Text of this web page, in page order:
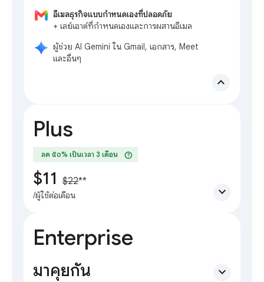
อีเมลธุรกิจแบบกำหนดเองที่ปลอดภัย
+ เลย์เอาต์ที่กำหนดเองและการผสานอีเมล
ผู้ช่วย AI Gemini ใน Gmail, เอกสาร, Meet
และอื่นๆ
expand_less
Plus
ลด ๕๐% เป็นเวลา 3 เดือน help
$11 $22**
/ผู้ใช้ต่อเดือน expand_more
Enterprise
มาคุยกัน expand_more